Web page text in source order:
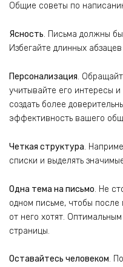
Общие советы по
Ясность. Письма должны
Избегайте длинных
Персонализация.
учитывайте его интересы
создать более
эффективность вашего
Четкая структура.
списки и выделять
Одна тема на письмо. Не
одном письме, чтобы после
от него хотят.
страницы.
Оставайтесь человеком.